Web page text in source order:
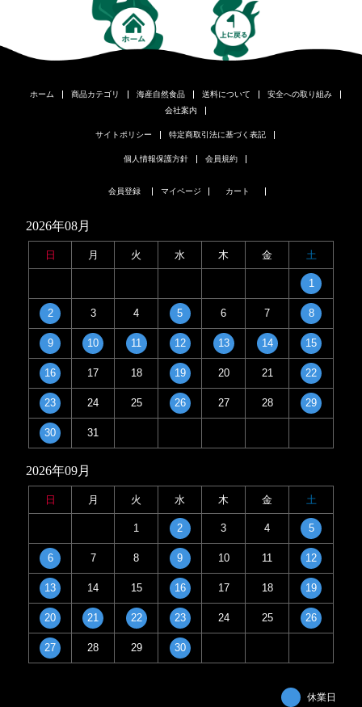
ホーム 商品カテゴリ 海産自然食品 送料について
安全への取り組み
会社案内
サイトポリシー 特定商取引法に基づく表記
個人情報保護方針 会員規約
会員登録 マイページ カート
2026年08月
日 月 火 水 木 金 土
1
2 3 4 5 6 7 8
9 10 11 12 13 14 15
16 17 18 19 20 21 22
23 24 25 26 27 28 29
30 31
2026年09月
日 月 火 水 木 金 土
1 2 3 4 5
6 7 8 9 10 11 12
13 14 15 16 17 18 19
20 21 22 23 24 25 26
27 28 29 30
休業日